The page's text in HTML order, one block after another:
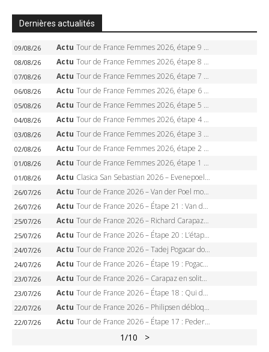
Dernières actualités
09/08/26 Actu Tour de France Femmes 2026, étape 9 – Demi Vollering sacrée à Nice, 2e Tour, dernière étape en solitaire
08/08/26 Actu Tour de France Femmes 2026, étape 8 – Demi Vollering gagne à Nice, reprend le jaune, Niewiadoma à 8 secondes
07/08/26 Actu Tour de France Femmes 2026, étape 7 – Kasia Niewiadoma gagne le Ventoux, maillot jaune, Reusser et Vollering piégées
06/08/26 Actu Tour de France Femmes 2026, étape 6 – Kim Le Court-Pienaar gagne à Tournon, Reusser en jaune
05/08/26 Actu Tour de France Femmes 2026, étape 5 – Demi Vollering gagne à Belleville, Reusser en jaune, Ferrand-Prévot coule
04/08/26 Actu Tour de France Femmes 2026, étape 4 – Marlen Reusser écrase le chrono, Ferrand-Prévot en crise
03/08/26 Actu Tour de France Femmes 2026, étape 3 – Sigrid Haugset en solitaire, 88 km d’échappée, maillot jaune
02/08/26 Actu Tour de France Femmes 2026, étape 2 – Lorena Wiebes doublé à Genève, Markus héroïque, 7e record
01/08/26 Actu Tour de France Femmes 2026, étape 1 – Lorena Wiebes intouchable à Lausanne, premier maillot jaune
01/08/26 Actu Clasica San Sebastian 2026 – Evenepoel recordman, 4e victoire, Carapaz battu au sprint
26/07/26 Actu Tour de France 2026 – Van der Poel monumental à Paris, Pogacar égale le record des cinq sacres
26/07/26 Actu Tour de France 2026 – Étape 21 : Van der Poel, Pogacar, qui succédera à Wout van Aert sur les Champs-Elysées ?
25/07/26 Actu Tour de France 2026 – Richard Carapaz roi des Alpes, doublé et maillot à pois, Seixas perd le podium
25/07/26 Actu Tour de France 2026 – Étape 20 : L’étape reine, Galibier, Sarenne, Alpe d’Huez, qui succédera à Pogacar ?
24/07/26 Actu Tour de France 2026 – Tadej Pogacar dompte l’Alpe d’Huez, 5e victoire, record de Pantani pulvérisé
24/07/26 Actu Tour de France 2026 – Étape 19 : Pogacar peut-il enfin dompter l’Alpe d’Huez ?
23/07/26 Actu Tour de France 2026 – Carapaz en solitaire à Orcières-Merlette, Paret-Peintre à un point du maillot à pois
23/07/26 Actu Tour de France 2026 – Étape 18 : Qui domptera Orcières-Merlette, première marche vers l’Alpe d’Huez ?
22/07/26 Actu Tour de France 2026 – Philipsen débloque son compteur à Voiron, Pedersen en danger pour le maillot vert
22/07/26 Actu Tour de France 2026 – Étape 17 : Pedersen peut-il verrouiller le maillot vert à Voiron ?
1/10 >